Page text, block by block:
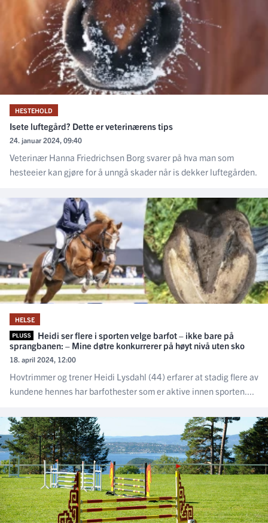
HESTEHOLD
Isete luftegård? Dette er veterinærens tips
24. januar 2024, 09:40
Veterinær Hanna Friedrichsen Borg svarer på hva man som
hesteeier kan gjøre for å unngå skader når is dekker luftegården.
HELSE
Heidi ser flere i sporten velge barfot – ikke bare på
sprangbanen: – Mine døtre konkurrerer på høyt nivå uten sko
18. april 2024, 12:00
Hovtrimmer og trener Heidi Lysdahl (44) erfarer at stadig flere av
kundene hennes har barfothester som er aktive innen sporten....